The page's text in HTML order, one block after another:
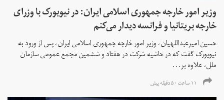
وزیر امور خارجه جمهوری اسلامی ایران: در نیویورک با وزرای
خارجه بریتانیا و فرانسه دیدار می‌کنم
حسین امیرعبداللهیان، وزیر امور خارجه جمهوری اسلامی ایران، پس از ورود به
نیویورک گفت که در حاشیه شرکت در هفتاد و ششمین مجمع عمومی سازمان
ملل، علاوه بر...
۱۱ ساعت ۵۰ دقیقه پیش